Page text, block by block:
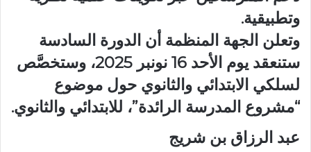
وتطبيقية.
وتعلن الجهة المنظمة أن الدورة السادسة
ستنعقد يوم الأحد 16 نونبر 2025، وستخصَّص
لسلكي الابتدائي والثانوي حول موضوع
“مشروع المدرسة الرائدة”، للابتدائي والثانوي.
عبد الرزاق بن شريج